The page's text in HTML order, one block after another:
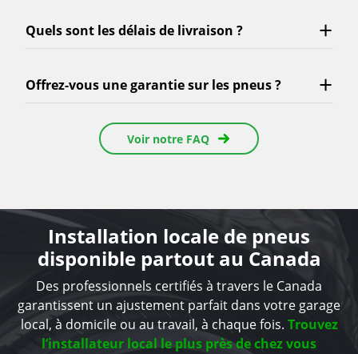
Quels sont les délais de livraison ?
Offrez-vous une garantie sur les pneus ?
Voir notre FAQ
Installation locale de pneus
disponible partout au Canada
Des professionnels certifiés à travers le Canada
garantissent un ajustement parfait dans votre garage
local, à domicile ou au travail, à chaque fois. Trouvez
l’installateur local le plus près de chez vous